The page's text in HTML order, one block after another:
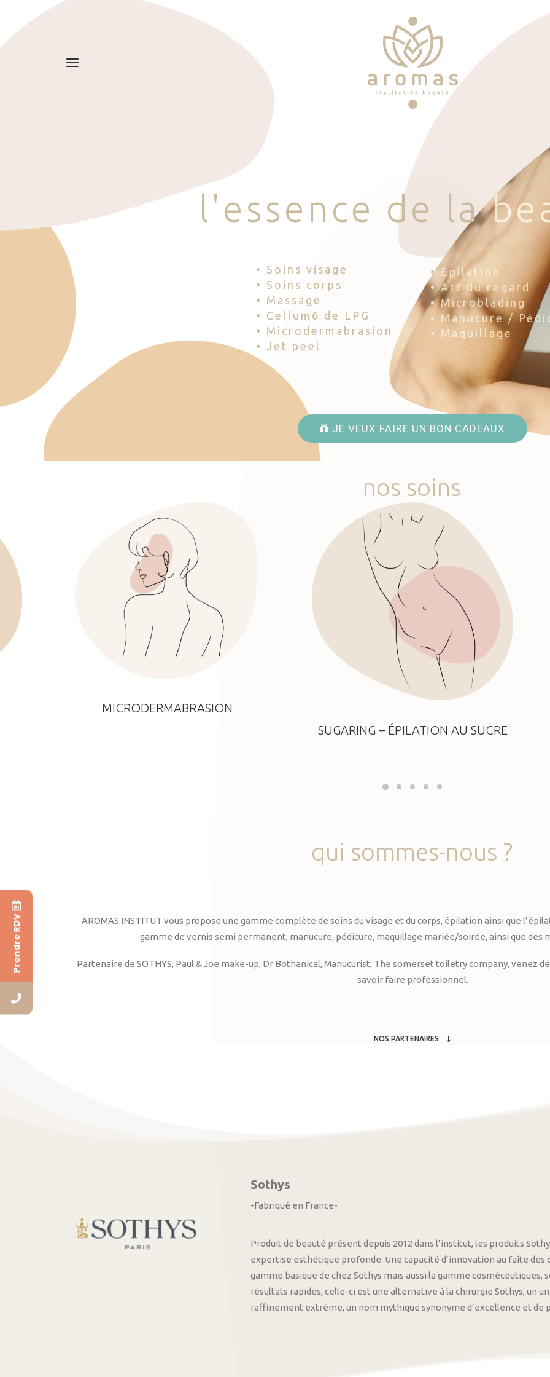
l 'esse nce d e la be
• Soins visage
• Soins corps
• Massage
• Cellum6 de LPG
• Microdermabrasion
• Jet peel
• Épilation
• Art du regard
• Microblading
• Manucure /
• Maquillage
JE VEUX FAIRE UN BON CADEAUX
nos soins
MICRODERMABRASION
SUGARING – ÉPILATION AU SUCRE
qui sommes-nous ?
AROMAS INSTITUT vous propose une gamme complète de soins du visage et du corps, épilation ainsi que
gamme de vernis semi permanent, manucure, pédicure, maquillage mariée/soirée, ainsi que des
Partenaire de SOTHYS, Paul & Joe make-up, Dr Bothanical, Manucurist, The somerset toiletry company, venez
savoir faire professionnel.
NOS PARTENAIRES
Sothys
-Fabriqué en France-
Produit de beauté présent depuis 2012 dans l’institut, les produits
expertise esthétique profonde. Une capacité d’innovation au faîte
gamme basique de chez Sothys mais aussi la gamme
résultats rapides, celle-ci est une alternative à la chirurgie Sothys, un
raffinement extrême, un nom mythique synonyme d’excellence et de
Prendre RDV